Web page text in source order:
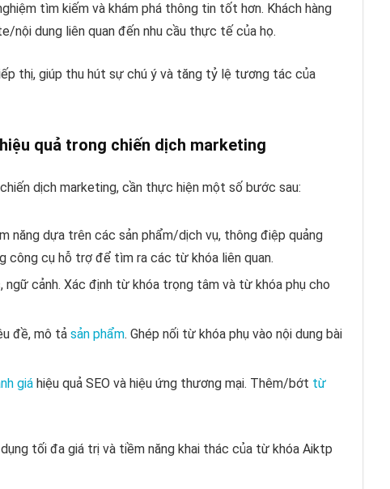
tìm kiếm và khám phá thông tin tốt hơn. Khách hàng
nội dung liên quan đến nhu cầu thực tế của họ.
thị, giúp thu hút sự chú ý và tăng tỷ lệ tương tác của
quả trong chiến dịch marketing
dịch marketing, cần thực hiện một số bước sau:
năng dựa trên các sản phẩm/dịch vụ, thông điệp quảng
công cụ hỗ trợ để tìm ra các từ khóa liên quan.
cảnh. Xác định từ khóa trọng tâm và từ khóa phụ cho
đề, mô tả sản phẩm. Ghép nối từ khóa phụ vào nội dung bài
giá hiệu quả SEO và hiệu ứng thương mại. Thêm/bớt từ
tối đa giá trị và tiềm năng khai thác của từ khóa Aiktp